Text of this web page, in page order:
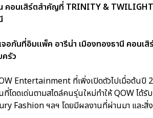
คอนเสิร์ตสำคัญที่ TRINITY &
จอกันที่อิมแพ็ค อารีน่า เมืองทองธานี คอนเ
รัว
Entertainment ที่เพิ่งเปิดตัวไปเมื่อต้นปี
ที่โดดเด่นตามสไตล์คนรุ่นใหม่ทำให้ QOW ได้รั
Fashion ฯลฯ โดยมีผลงานที่ผ่านมา และสิ่